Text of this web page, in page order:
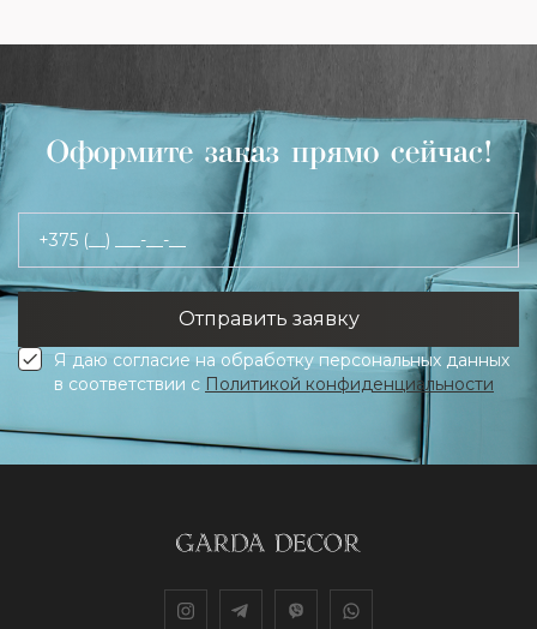
Оформите заказ прямо сейчас!
+375 (__) ___-__-__
Я даю согласие на обработку персональных данных
в соответствии с Политикой конфиденциальности